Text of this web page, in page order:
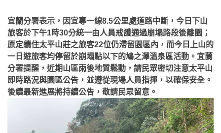
宜蘭分署表示，因宜專一線8.5公里處道路中斷，今日下山
旅客於下午1時30分統一由人員戒護通過崩塌路段後離園；
原定續住太平山莊之旅客22位仍滯留園區內，而今日上山的
一日遊旅客均停留於崩塌點以下的鳩之澤溫泉區活動。 宜蘭
分署提醒，近期山區雨後地質鬆動，請民眾密切注意太平山
即時路況與園區公告，並遵從現場人員指揮，以確保安全。
後續最新進展將持續公告，敬請民眾留意。